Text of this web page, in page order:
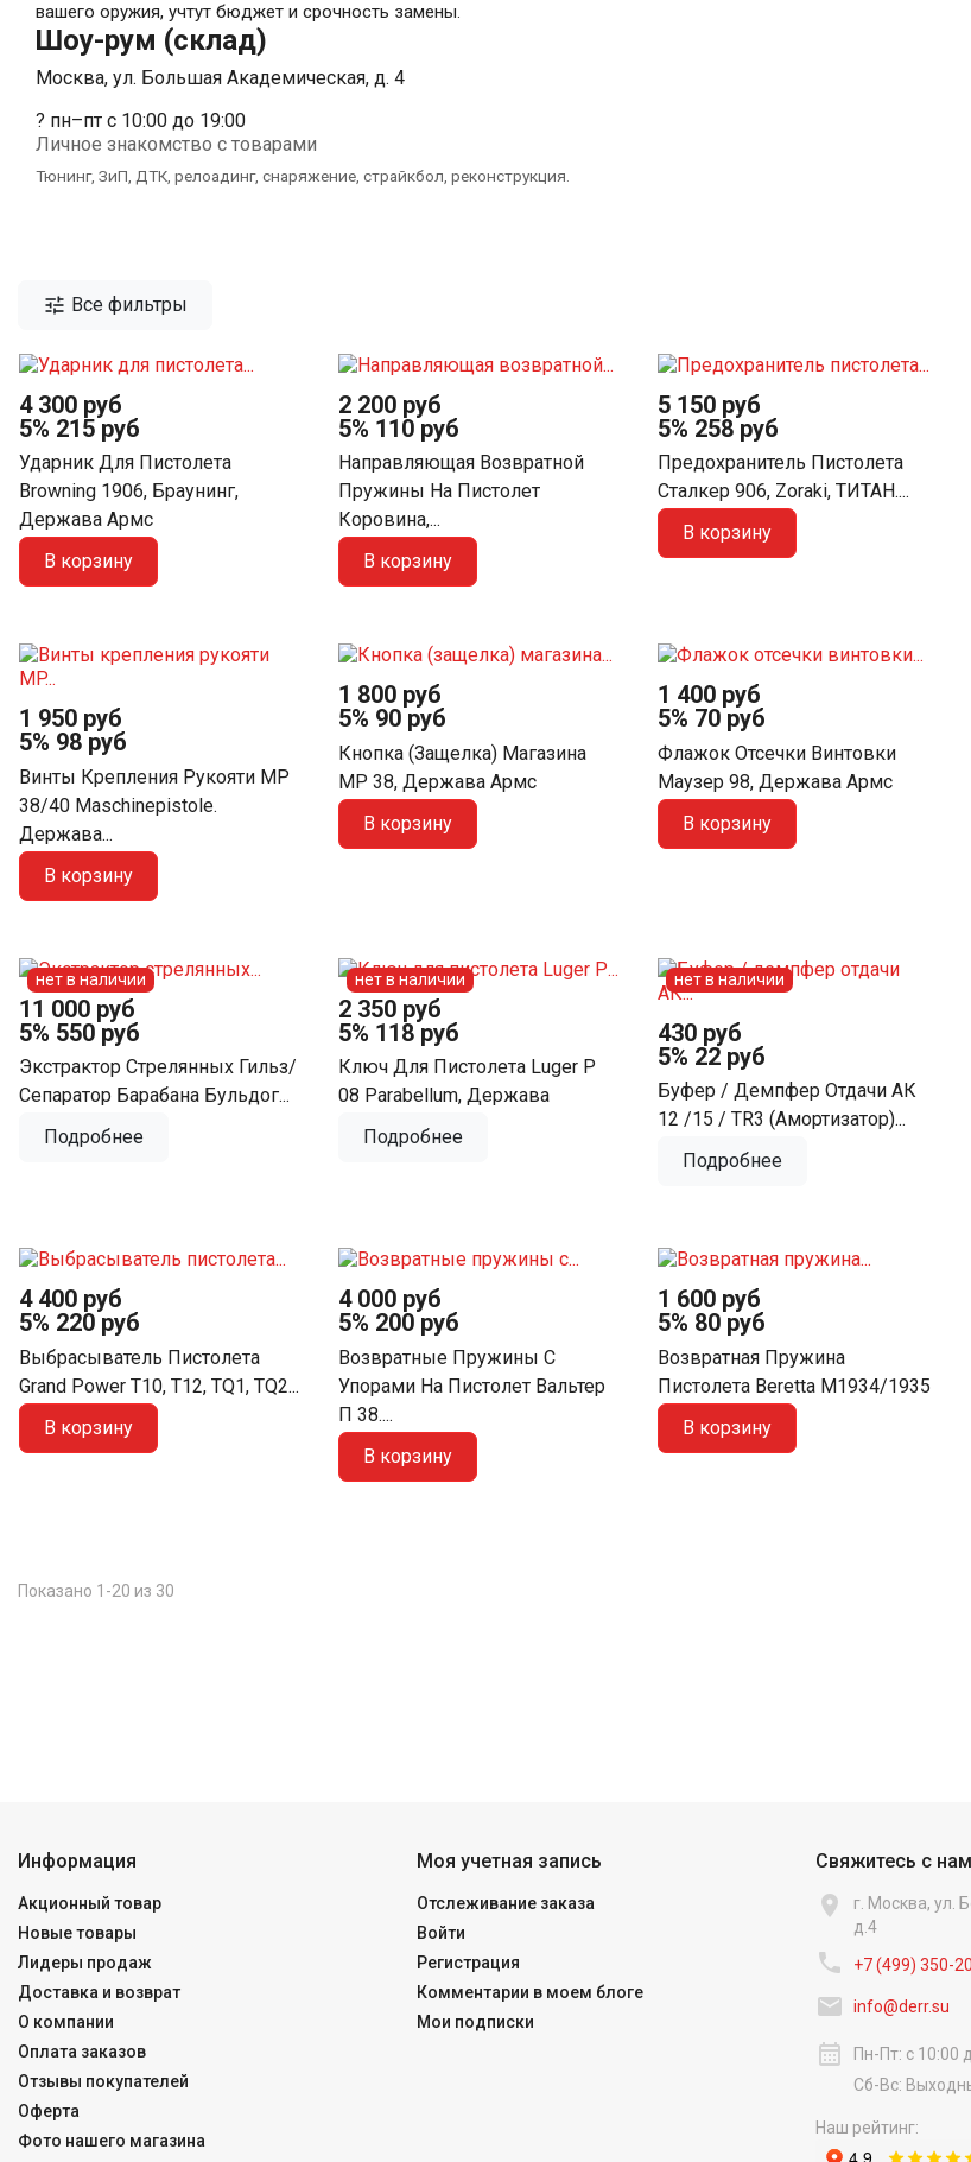
вашего оружия, учтут бюджет и срочность замены.
Шоу-рум (склад)
Москва, ул. Большая Академическая, д. 4
? пн–пт с 10:00 до 19:00
Личное знакомство с товарами
Тюнинг, ЗиП, ДТК, релоадинг, снаряжение, страйкбол, реконструкция.
 Все фильтры
4 300 руб
5% 215 руб
Ударник Для Пистолета
Browning 1906, Браунинг,
Держава Армс
В корзину
2 200 руб
5% 110 руб
Направляющая Возвратной
Пружины На Пистолет
Коровина,...
В корзину
5 150 руб
5% 258 руб
Предохранитель Пистолета
Сталкер 906, Zoraki, ТИТАН....
В корзину
1 950 руб
5% 98 руб
Винты Крепления Рукояти MP
38/40 Maschinepistole.
Держава...
В корзину
1 800 руб
5% 90 руб
Кнопка (защелка) Магазина
MP 38, Держава Армс
В корзину
1 400 руб
5% 70 руб
Флажок Отсечки Винтовки
Маузер 98, Держава Армс
В корзину
11 000 руб
5% 550 руб
Экстрактор Стрелянных Гильз/
Сепаратор Барабана Бульдог...
Подробнее
нет в наличии
2 350 руб
5% 118 руб
Ключ Для Пистолета Luger Р
08 Parabellum, Держава
Подробнее
нет в наличии
430 руб
5% 22 руб
Буфер / Демпфер Отдачи АК
12 /15 / TR3 (амортизатор)...
Подробнее
нет в наличии
4 400 руб
5% 220 руб
Выбрасыватель Пистолета
Grand Power Т10, Т12, TQ1, TQ2...
В корзину
4 000 руб
5% 200 руб
Возвратные Пружины С
Упорами На Пистолет Вальтер
П 38....
В корзину
1 600 руб
5% 80 руб
Возвратная Пружина
Пистолета Beretta М1934/1935
В корзину
Показано 1-20 из 30
Информация
Акционный товар
Новые товары
Лидеры продаж
Доставка и возврат
О компании
Оплата заказов
Отзывы покупателей
Оферта
Фото нашего магазина
Моя учетная запись
Отслеживание заказа
Войти
Регистрация
Комментарии в моем блоге
Мои подписки
Свяжитесь с

г. Москва, ул.
д.4
 +7 (499) 350-
 info@derr.su
calendar_month
Пн-Пт: с 10:00
Сб-Вс:
Наш рейтинг: